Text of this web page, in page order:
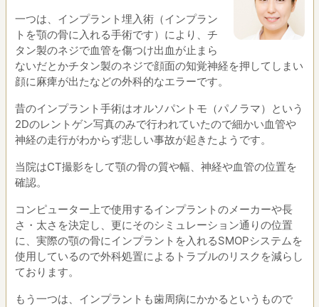
一つは、インプラント埋入術（インプラン
トを顎の骨に入れる手術です）により、チ
タン製のネジで血管を傷つけ出血が止まら
ないだとかチタン製のネジで顔面の知覚神経を押してしまい
顔に麻痺が出たなどの外科的なエラーです。
昔のインプラント手術はオルソパントモ（パノラマ）という
2Dのレントゲン写真のみで行われていたので細かい血管や
神経の走行がわからず悲しい事故が起きたようです。
当院はCT撮影をして顎の骨の質や幅、神経や血管の位置を
確認。
コンピューター上で使用するインプラントのメーカーや長
さ・太さを決定し、更にそのシミュレーション通りの位置
に、実際の顎の骨にインプラントを入れるSMOPシステムを
使用しているので外科処置によるトラブルのリスクを減らし
ております。
もう一つは、インプラントも歯周病にかかるというもので